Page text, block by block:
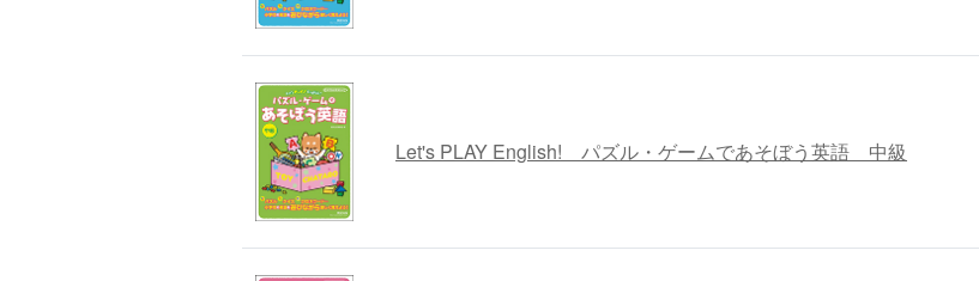
Let's PLAY English! パズル・ゲームであそぼう英語 中級